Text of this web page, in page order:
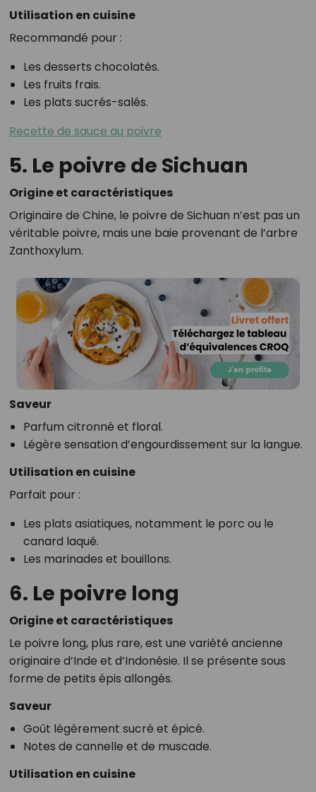
Utilisation en cuisine
Recommandé pour :
Les desserts chocolatés.
Les fruits frais.
Les plats sucrés-salés.
Recette de sauce au poivre
5. Le poivre de Sichuan
Origine et caractéristiques
Originaire de Chine, le poivre de Sichuan n’est pas un
véritable poivre, mais une baie provenant de l’arbre
Zanthoxylum.
Saveur
Parfum citronné et floral.
Légère sensation d’engourdissement sur la langue.
Utilisation en cuisine
Parfait pour :
Les plats asiatiques, notamment le porc ou le
canard laqué.
Les marinades et bouillons.
6. Le poivre long
Origine et caractéristiques
Le poivre long, plus rare, est une variété ancienne
originaire d’Inde et d’Indonésie. Il se présente sous
forme de petits épis allongés.
Saveur
Goût légèrement sucré et épicé.
Notes de cannelle et de muscade.
Utilisation en cuisine